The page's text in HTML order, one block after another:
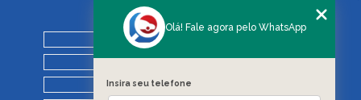
MENU
QUEM SOMOS
SERVIÇOS
Olá! Fale agora pelo WhatsApp
Insira seu telefone